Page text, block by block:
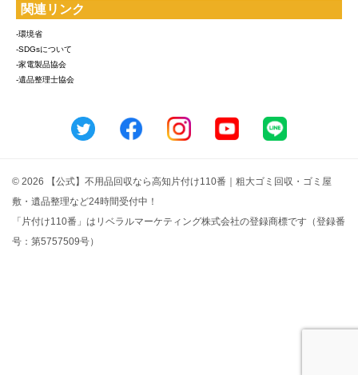
関連リンク
-環境省
-SDGsについて
-家電製品協会
-遺品整理士協会
© 2026 【公式】不用品回収なら高知片付け110番｜粗大ゴミ回収・ゴミ屋
敷・遺品整理など24時間受付中！
「片付け110番」はリベラルマーケティング株式会社の登録商標です（登録番
号：第5757509号）